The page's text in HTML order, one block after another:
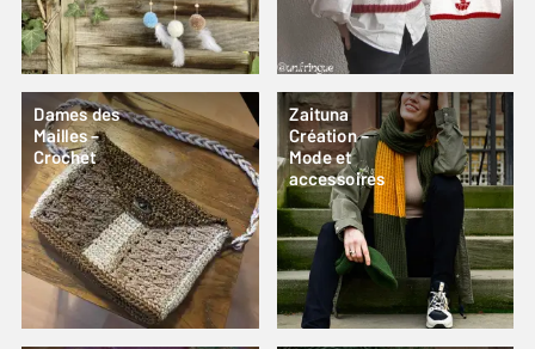
Dames des
Mailles –
Crochet
Zaituna
Création –
Mode et
accessoires